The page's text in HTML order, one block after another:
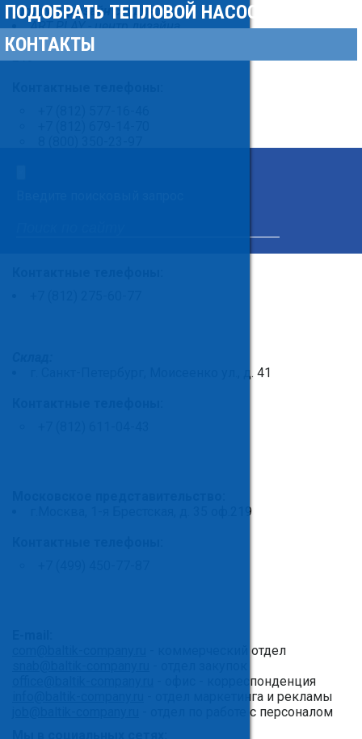
ПОДОБРАТЬ ТЕПЛОВОЙ НАСОС
КОНТАКТЫ
Шоурум, дизайн студия:
ART PLAY - центр дизайна
г. Санкт-Петербург, Красногвардейская пл., д.3 оф. E-
219
г. Санкт-Петербург, Суворовский пр., д. 35 оф.307
г. Санкт-Петербург, Моисеенко ул., д. 41
г.Москва, 1-я Брестская, д. 35 оф.219
- коммерческий отдел
- офис - корреспонденция
- отдел маркетинга и рекламы
- отдел по работе с персоналом